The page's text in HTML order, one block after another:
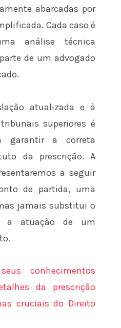
abarcadas por
Cada caso é
análise técnica
de um advogado
atualizada e à
superiores é
garantir a correta
da prescrição. A
a seguir
de partida, uma
jamais substitui o
a atuação de um
conhecimentos
da prescrição
cruciais do Direito